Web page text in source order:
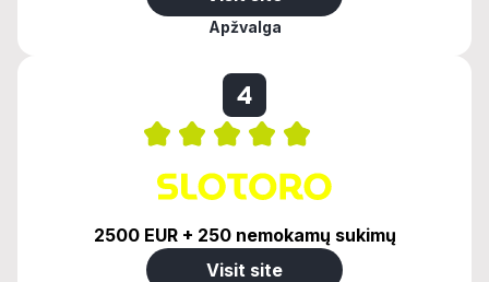
Apžvalga
4
2500 EUR + 250 nemokamų sukimų
Visit site